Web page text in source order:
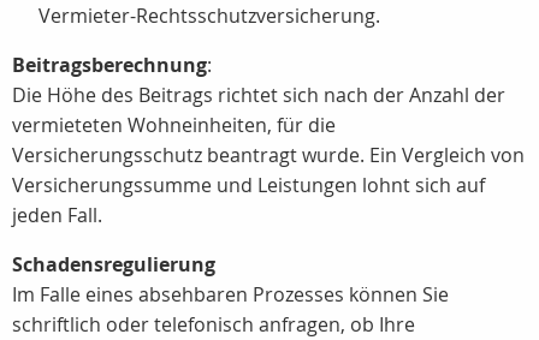
Vermieter-Rechtsschutzversicherung.
Beitragsberechnung:
Die Höhe des Beitrags richtet sich nach der Anzahl der
vermieteten Wohneinheiten, für die
Versicherungsschutz beantragt wurde. Ein Vergleich von
Versicherungssumme und Leistungen lohnt sich auf
jeden Fall.
Schadensregulierung
Im Falle eines absehbaren Prozesses können Sie
schriftlich oder telefonisch anfragen, ob Ihre